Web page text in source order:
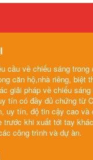
cầu về chiếu sáng
căn hộ,nhà riêng,
giải pháp về chiếu
tín có đầy đủ chứng từ
uy tín, độ tin cậy cao
trước khi xuất tới tay
công trình và dự àn.